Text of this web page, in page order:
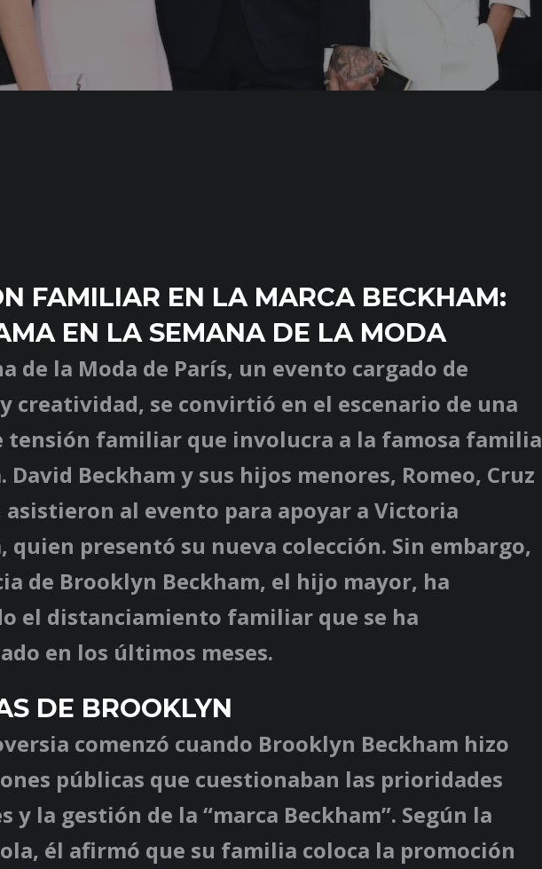
FAMILIAR EN LA MARCA BECKHAM:
EN LA SEMANA DE LA MODA
de la Moda de París, un evento cargado de
creatividad, se convirtió en el escenario de una
tensión familiar que involucra a la famosa familia
David Beckham y sus hijos menores, Romeo, Cruz
asistieron al evento para apoyar a Victoria
quien presentó su nueva colección. Sin embargo,
de Brooklyn Beckham, el hijo mayor, ha
el distanciamiento familiar que se ha
en los últimos meses.
DE BROOKLYN
comenzó cuando Brooklyn Beckham hizo
públicas que cuestionaban las prioridades
y la gestión de la “marca Beckham”. Según la
él afirmó que su familia coloca la promoción